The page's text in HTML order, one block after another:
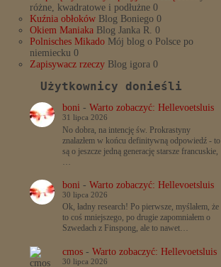
różne, kwadratowe i podłużne 0
Kuźnia obłoków Blog Boniego 0
Okiem Maniaka Blog Janka R. 0
Polnisches Mikado Mój blog o Polsce po
niemiecku 0
Zapisywacz rzeczy Blog igora 0
Użytkownicy donieśli
boni- Warto zobaczyć: Hellevoetsluis
31 lipca 2026
No dobra, na intencję św. Prokrastyny
znalazłem w końcu definitywną odpowiedź - to
są o jeszcze jedną generację starsze francuskie,
…
boni- Warto zobaczyć: Hellevoetsluis
30 lipca 2026
Ok, ładny research! Po pierwsze, myślałem, że
to coś mniejszego, po drugie zapomniałem o
Szwedach z Finspong, ale to nawet…
cmos- Warto zobaczyć: Hellevoetsluis
30 lipca 2026